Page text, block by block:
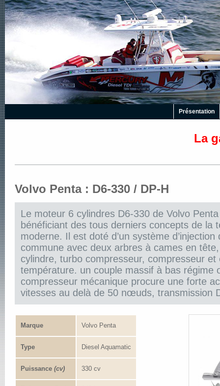
Présentation
La
Volvo Penta : D6-330 / DP-H
Le moteur 6 cylindres D6-330 de Volvo
bénéficiant des tous derniers concepts de la
moderne. Il est doté d’un système
commune avec deux arbres à cames en
cylindre, turbo compresseur, compresseur et
température. un couple massif à bas régime
compresseur mécanique procure une forte
vitesses au delà de 50 nœuds, transmission
Marque Volvo Penta
Type Diesel Aquamatic
Puissance (cv) 330 cv